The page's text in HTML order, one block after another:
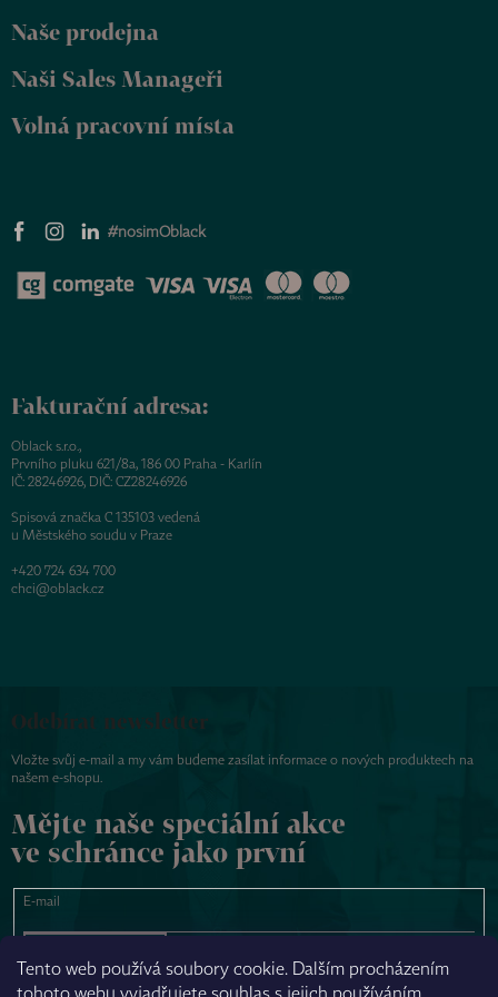
Tento web používá soubory cookie. Dalším procházením
Naše prodejna
Naši Sales Manageři
Volná pracovní místa
#nosimOblack
Fakturační adresa:
Oblack s.r.o.,
Prvního pluku 621/8a, 186 00 Praha - Karlín
IČ: 28246926, DIČ: CZ28246926
Spisová značka C 135103 vedená
u Městského soudu v Praze
+420 724 634 700
chci@oblack.cz
Odebírat newsletter
Vložte svůj e-mail a my vám budeme zasílat informace o nových produktech na
našem e-shopu.
Mějte naše speciální akce
ve schránce jako první
E-mail